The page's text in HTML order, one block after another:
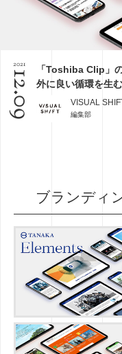
2021
12.09 「Toshiba Clip」
外に良い循環を生
VISUAL
編集部
ブランディ